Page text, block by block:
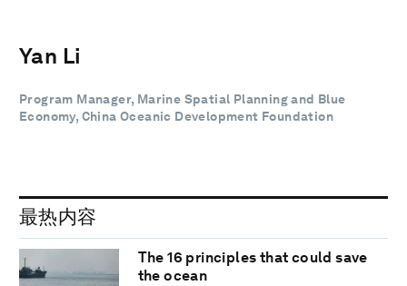
Yan Li
Program Manager, Marine Spatial Planning and Blue
Economy, China Oceanic Development Foundation
最热内容
The 16 principles that could save
the ocean